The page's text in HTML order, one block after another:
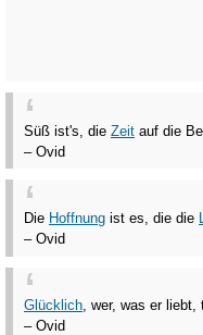
Süß ist's, die Zeit auf die
– Ovid
Die Hoffnung ist es, die die
– Ovid
Glücklich, wer, was er liebt,
– Ovid